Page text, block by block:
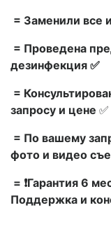
= Заменили все
= Проведена
дезинфекция ✅
=
запросу и цене ✅
= По вашему
фото и видео
= ❗Гарантия 6
Поддержка и